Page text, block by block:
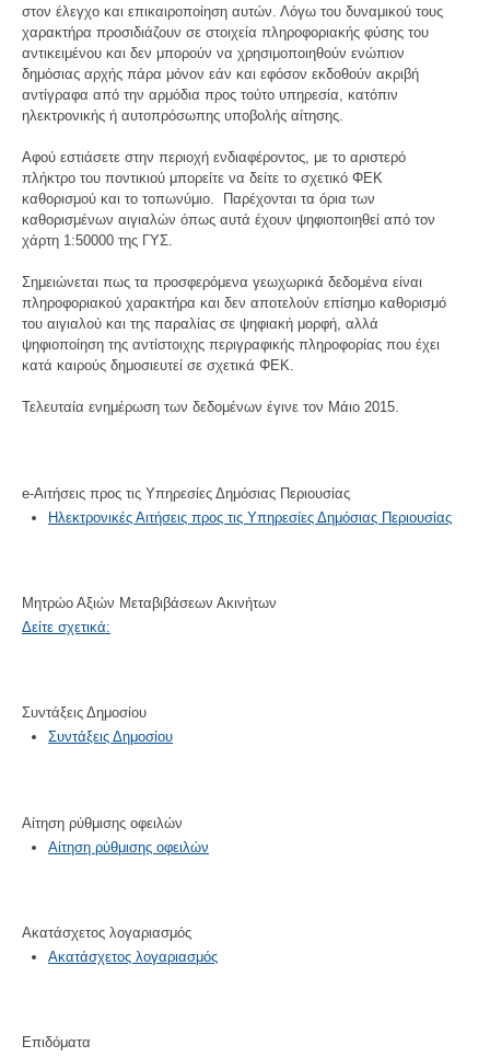
στον έλεγχο και επικαιροποίηση αυτών. Λόγω του δυναμικού τους
χαρακτήρα προσιδιάζουν σε στοιχεία πληροφοριακής φύσης του
αντικειμένου και δεν μπορούν να χρησιμοποιηθούν ενώπιον
δημόσιας αρχής πάρα μόνον εάν και εφόσον εκδοθούν ακριβή
αντίγραφα από την αρμόδια προς τούτο υπηρεσία, κατόπιν
ηλεκτρονικής ή αυτοπρόσωπης υποβολής αίτησης.
Αφού εστιάσετε στην περιοχή ενδιαφέροντος, με το αριστερό
πλήκτρο του ποντικιού μπορείτε να δείτε το σχετικό ΦΕΚ
καθορισμού και το τοπωνύμιο. Παρέχονται τα όρια των
καθορισμένων αιγιαλών όπως αυτά έχουν ψηφιοποιηθεί από τον
χάρτη 1:50000 της ΓΥΣ.
Σημειώνεται πως τα προσφερόμενα γεωχωρικά δεδομένα είναι
πληροφοριακού χαρακτήρα και δεν αποτελούν επίσημο καθορισμό
του αιγιαλού και της παραλίας σε ψηφιακή μορφή, αλλά
ψηφιοποίηση της αντίστοιχης περιγραφικής πληροφορίας που έχει
κατά καιρούς δημοσιευτεί σε σχετικά ΦΕΚ.
Τελευταία ενημέρωση των δεδομένων έγινε τον Μάιο 2015.
e-Aιτήσεις προς τις Υπηρεσίες Δημόσιας Περιουσίας
Ηλεκτρονικές Αιτήσεις προς τις Υπηρεσίες Δημόσιας Περιουσίας
Μητρώο Αξιών Μεταβιβάσεων Ακινήτων
Δείτε σχετικά:
Συντάξεις Δημοσίου
Συντάξεις Δημοσίου
Αίτηση ρύθμισης οφειλών
Αίτηση ρύθμισης οφειλών
Ακατάσχετος λογαριασμός
Ακατάσχετος λογαριασμός
Επιδόματα